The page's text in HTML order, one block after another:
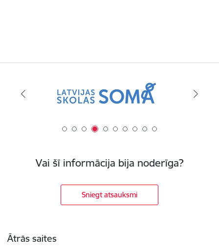
Vai šī informācija bija noderīga?
Sniegt atsauksmi
Ātrās saites